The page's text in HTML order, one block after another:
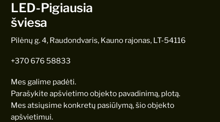
LED-Pigiausia
šviesa
Pilėnų g. 4, Raudondvaris, Kauno rajonas, LT-54116
+370 676 58833
Mes galime padėti.
Parašykite apšvietimo objekto pavadinimą, plotą.
Mes atsiųsime konkretų pasiūlymą, šio objekto
apšvietimui.